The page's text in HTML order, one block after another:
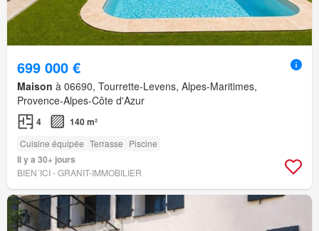
699 000 €
Maison à 06690, Tourrette-Levens, Alpes-Maritimes,
Provence-Alpes-Côte d'Azur
4 140 m²
Cuisine équipée Terrasse Piscine
Il y a 30+ jours
BIEN´ICI - GRANIT-IMMOBILIER